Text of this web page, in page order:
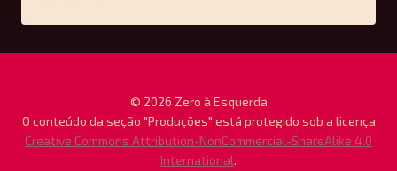
ZAGUE
COISO:
© 2026 Zero à Esquerda
O conteúdo da seção "Produções" está protegido sob a licença
Creative Commons Attribution-NonCommercial-ShareAlike 4.0
International.